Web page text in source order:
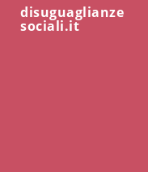
disuguaglianze
sociali.it